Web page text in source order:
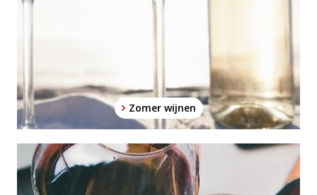
Zomer wijnen